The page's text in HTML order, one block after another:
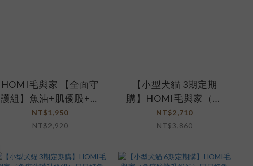
HOMI毛與家 【全面守
護組】魚油+肌優股+藻
免疫
NT$1,950
NT$2,920
【小型犬貓 3期定期
購】HOMI毛與家（補
氣健心升級組）日日好
魚油2盒+心樂活30入x2
NT$2,710
NT$3,860